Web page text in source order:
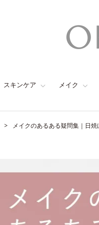
スキンケア メイク
メイクのあるある疑問集｜日